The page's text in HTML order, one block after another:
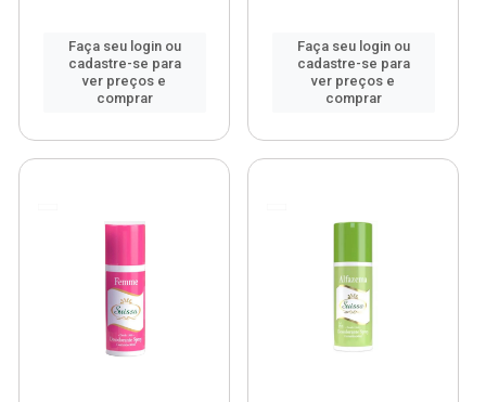
Faça seu login ou
cadastre-se para
ver preços e
comprar
Faça seu login ou
cadastre-se para
ver preços e
comprar